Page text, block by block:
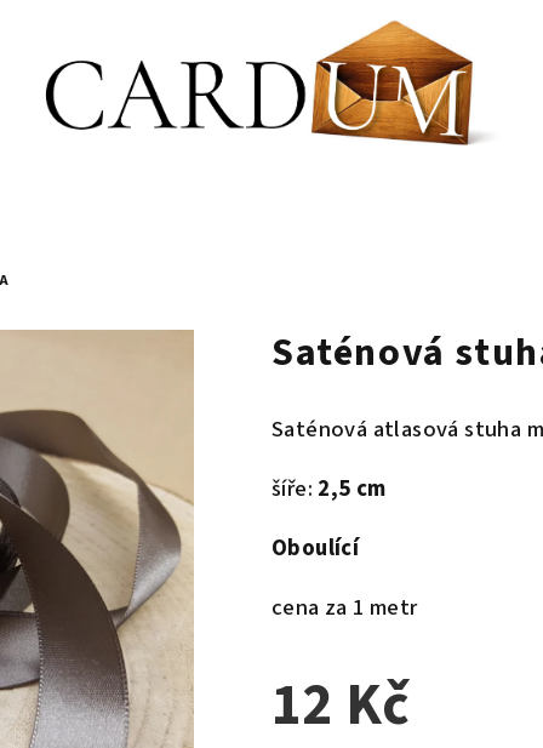
Saténová
Saténová atlasová stuha
šíře: 2,5 cm
Oboulící
cena za 1 metr
12 Kč